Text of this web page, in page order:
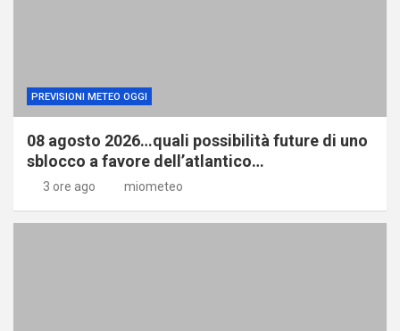
PREVISIONI METEO OGGI
08 agosto 2026…quali possibilità future di uno
sblocco a favore dell’atlantico…
3 ore ago miometeo